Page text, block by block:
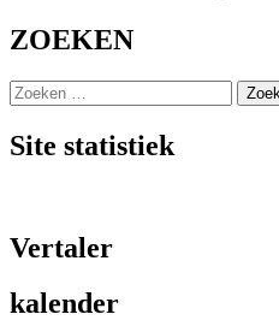
ZOEKEN
Zoeken
naar:
Site statistiek
Vertaler
kalender